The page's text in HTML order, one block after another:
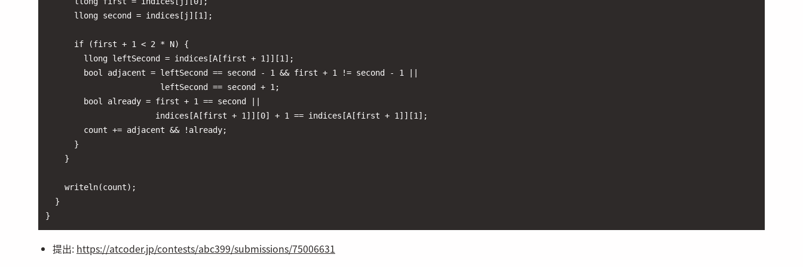
      llong second = indices[j][1];
      if (first + 1 < 2 * N) {
        llong leftSecond = indices[A[first + 1]][1];
        bool adjacent = leftSecond == second - 1 && first + 1 != second - 1 ||
                        leftSecond == second + 1;
        bool already = first + 1 == second ||
                       indices[A[first + 1]][0] + 1 == indices[A[first + 1]][1];
        count += adjacent && !already;
      }
    }
    writeln(count);
  }
}
提出: https://atcoder.jp/contests/abc399/submissions/75006631